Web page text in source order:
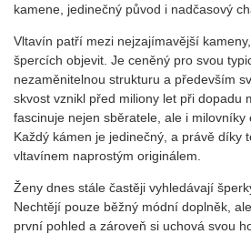
kamene, jedinečný původ i nadčasový
Vltavín patří mezi nejzajímavější
špercích objevit. Je ceněný pro svou
nezaměnitelnou strukturu a především
skvost vznikl před miliony let při dopadu
fascinuje nejen sběratele, ale i milovníky
Každý kámen je jedinečný, a právě díky
vltavínem naprostým originálem.
Ženy dnes stále častěji vyhledávají
Nechtějí pouze běžný módní doplněk,
první pohled a zároveň si uchová svou